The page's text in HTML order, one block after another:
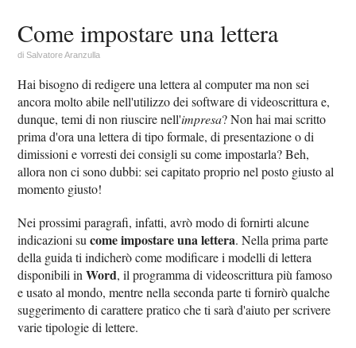
Come impostare una lettera
diSalvatore Aranzulla
Hai bisogno di redigere una lettera al computer ma non sei
ancora molto abile nell'utilizzo dei software di videoscrittura e,
dunque, temi di non riuscire nell'impresa? Non hai mai scritto
prima d'ora una lettera di tipo formale, di presentazione o di
dimissioni e vorresti dei consigli su come impostarla? Beh,
allora non ci sono dubbi: sei capitato proprio nel posto giusto al
momento giusto!
Nei prossimi paragrafi, infatti, avrò modo di fornirti alcune
indicazioni sucome impostare una lettera. Nella prima parte
della guida ti indicherò come modificare i modelli di lettera
disponibili inWord, il programma di videoscrittura più famoso
e usato al mondo, mentre nella seconda parte ti fornirò qualche
suggerimento di carattere pratico che ti sarà d'aiuto per scrivere
varie tipologie di lettere.